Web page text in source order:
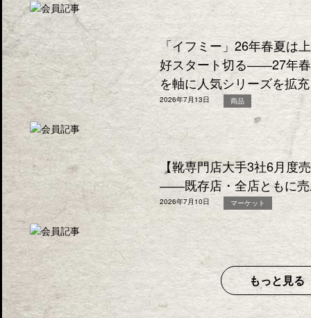
「イフミー」26年春夏は
好スタート切る――27年
を軸に人気シリーズを拡充
2026年7月13日 商品
【靴専門店大手3社6月度
――既存店・全店ともに売
2026年7月10日 マーケット
もっと見る